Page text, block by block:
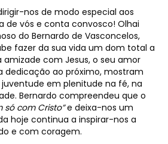
nos de modo especial aos
de vós e conta convosco! Olhai
do Bernardo de Vasconcelos,
fazer da sua vida um dom total a
amizade com Jesus, o seu amor
dedicação ao próximo, mostram
em plenitude na fé, na
Bernardo compreendeu que o
só com Cristo”e deixa-nos um
hoje continua a inspirar-nos a
e com coragem.